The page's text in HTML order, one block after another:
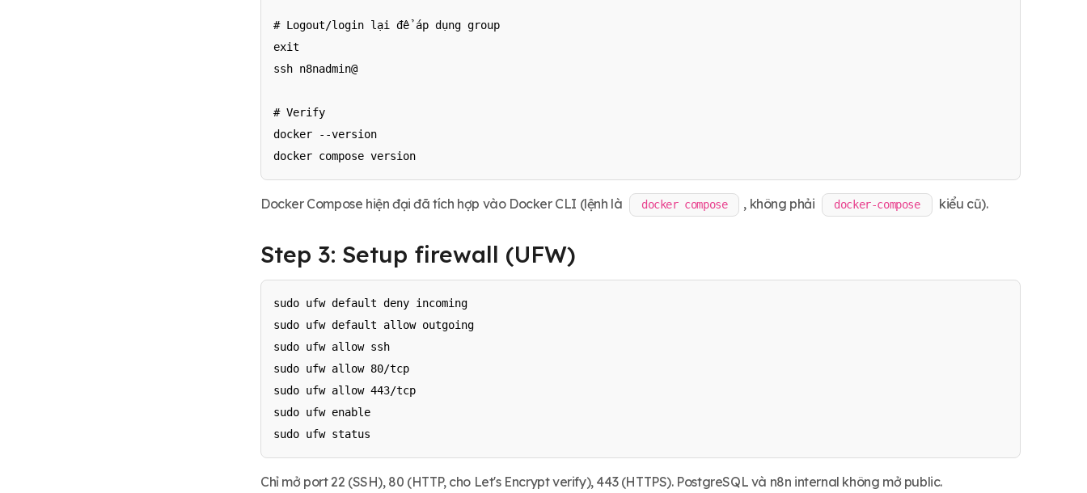
# Logout/login lại để áp dụng group
exit
ssh n8nadmin@
# Verify
docker --version
Docker Compose hiện đại đã tích hợp vào Docker CLI (lệnh là docker compose , không phải docker-compose kiểu cũ).
Step 3: Setup firewall (UFW)
sudo ufw default deny incoming
sudo ufw default allow outgoing
sudo ufw allow ssh
sudo ufw allow 80/tcp
sudo ufw allow 443/tcp
sudo ufw enable
Chỉ mở port 22 (SSH), 80 (HTTP, cho Let's Encrypt verify), 443 (HTTPS). PostgreSQL và n8n internal không mở public.